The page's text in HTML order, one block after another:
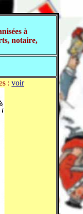
à
notaire,
: voir